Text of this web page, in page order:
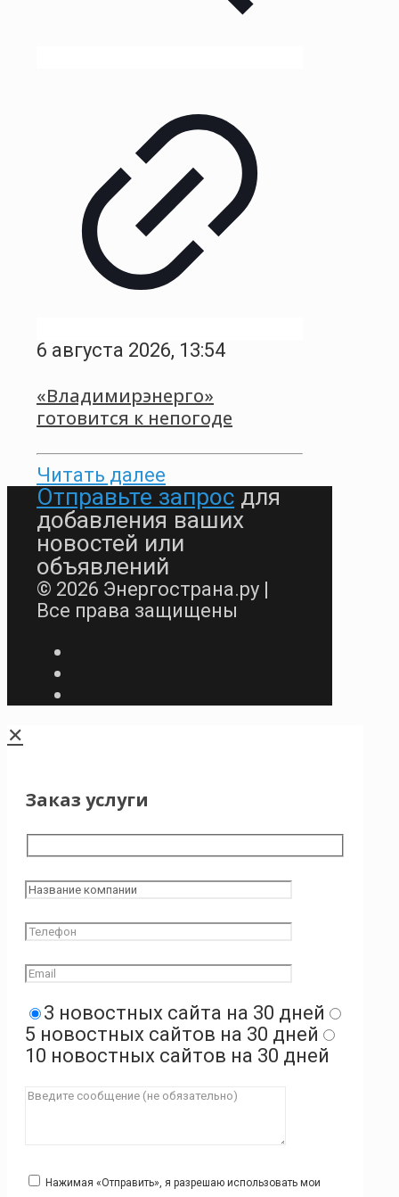
6 августа 2026, 13:54
«Владимирэнерго»
готовится к непогоде
Читать далее
Отправьте запрос для
добавления ваших
новостей или
объявлений
© 2026 Энергострана.ру |
Все права защищены
✕
Заказ услуги
3 новостных сайта на 30 дней
5 новостных сайтов на 30 дней
10 новостных сайтов на 30 дней
Нажимая «Отправить», я разрешаю использовать мои